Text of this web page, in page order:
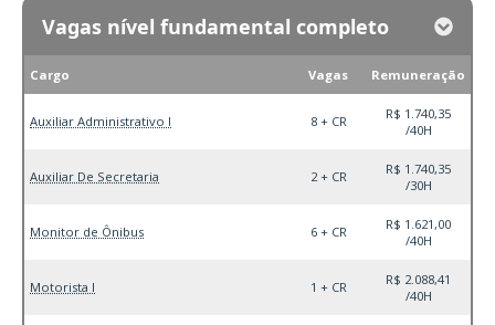
Vagas nível fundamental completo
Cargo Vagas Remuneração
Auxiliar Administrativo I 8 + CR
R$ 1.740,35
/40H
Auxiliar De Secretaria 2 + CR
R$ 1.740,35
/30H
Monitor de Ônibus 6 + CR
R$ 1.621,00
/40H
Motorista I 1 + CR
R$ 2.088,41
/40H